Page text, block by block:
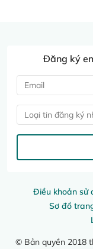
Điều khoản sử
Sơ đồ
© Bản quyền 2018
Đăng ký
Loại tin đăng ký